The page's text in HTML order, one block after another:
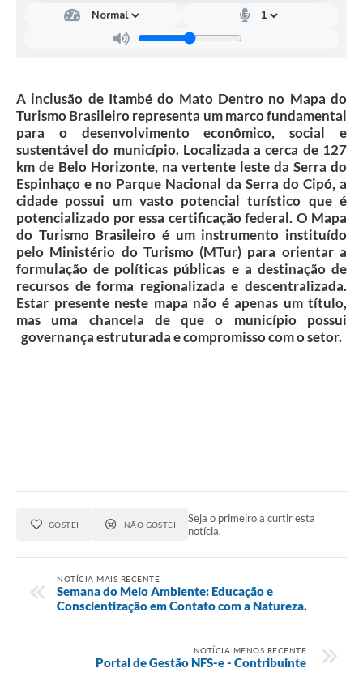
A inclusão de Itambé do Mato Dentro no Mapa do
Turismo Brasileiro representa um marco fundamental
para o desenvolvimento econômico, social e
sustentável do município. Localizada a cerca de 127
km de Belo Horizonte, na vertente leste da Serra do
Espinhaço e no Parque Nacional da Serra do Cipó, a
cidade possui um vasto potencial turístico que é
potencializado por essa certificação federal. O Mapa
do Turismo Brasileiro é um instrumento instituído
pelo Ministério do Turismo (MTur) para orientar a
formulação de políticas públicas e a destinação de
recursos de forma regionalizada e descentralizada.
Estar presente neste mapa não é apenas um título,
mas uma chancela de que o município possui
governança estruturada e compromisso com o setor.
GOSTEI NÃO GOSTEI
Seja o primeiro a curtir esta
notícia.
NOTÍCIA MAIS RECENTE
Semana do Meio Ambiente: Educação e
Conscientização em Contato com a Natureza.
NOTÍCIA MENOS RECENTE
Portal de Gestão NFS-e - Contribuinte